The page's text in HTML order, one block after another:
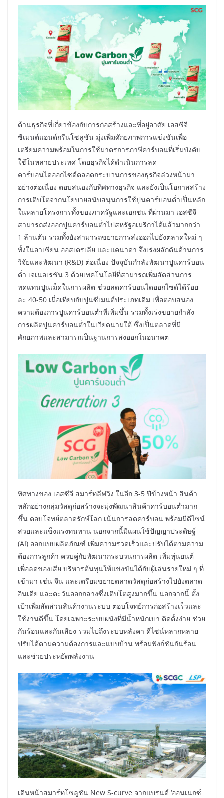
ด้านธุรกิจที่เกี่ยวข้องกับการก่อสร้างและที่อยู่อาศัย เอสซีจี
ซีเมนต์แอนด์กรีนโซลูชัน มุ่งเพิ่มศักยภาพการแข่งขันเพื่อ
เตรียมความพร้อมในการใช้มาตรการภาษีคาร์บอนที่เริ่มบังคับ
ใช้ในหลายประเทศ โดยธุรกิจได้ดำเนินการลด
คาร์บอนไดออกไซด์ตลอดกระบวนการของธุรกิจล่วงหน้ามา
อย่างต่อเนื่อง ตอบสนองกับทิศทางธุรกิจ และยังเป็นโอกาสสร้าง
การเติบโตจากนโยบายสนับสนุนการใช้ปูนคาร์บอนต่ำเป็นหลัก
ในหลายโครงการทั้งของภาครัฐและเอกชน ที่ผ่านมา เอสซีจี
สามารถส่งออกปูนคาร์บอนต่ำไปสหรัฐอเมริกาได้แล้วมากกว่า
1 ล้านตัน รวมทั้งยังสามารถขยายการส่งออกไปยังตลาดใหม่ ๆ
ทั้งในอาเซียน ออสเตรเลีย และแคนาดา จึงเร่งผลักดันด้านการ
วิจัยและพัฒนา (R&D) ต่อเนื่อง ปัจจุบันกำลังพัฒนาปูนคาร์บอน
ต่ำ เจเนอเรชัน 3 ด้วยเทคโนโลยีที่สามารถเพิ่มสัดส่วนการ
ทดแทนปูนเม็ดในการผลิต ช่วยลดคาร์บอนไดออกไซด์ได้ร้อย
ละ 40-50 เมื่อเทียบกับปูนซีเมนต์ประเภทเดิม เพื่อตอบสนอง
ความต้องการปูนคาร์บอนต่ำที่เพิ่มขึ้น รวมทั้งเร่งขยายกำลัง
การผลิตปูนคาร์บอนต่ำในเวียดนามใต้ ซึ่งเป็นตลาดที่มี
ศักยภาพและสามารถเป็นฐานการส่งออกในอนาคต
ทิศทางของ เอสซีจี สมาร์ทลีฟวิง ในอีก 3-5 ปีข้างหน้า สินค้า
หลักอย่างกลุ่มวัสดุก่อสร้างจะมุ่งพัฒนาสินค้าคาร์บอนต่ำมาก
ขึ้น ตอบโจทย์ตลาดรักษ์โลก เน้นการลดคาร์บอน พร้อมมีดีไซน์
สวยและแข็งแรงทนทาน นอกจากนี้มีแผนใช้ปัญญาประดิษฐ์
(AI) ออกแบบผลิตภัณฑ์ เพิ่มความรวดเร็วและปรับได้ตามความ
ต้องการลูกค้า ควบคู่กับพัฒนากระบวนการผลิต เพิ่มหุ่นยนต์
เพื่อลดของเสีย บริหารต้นทุนให้แข่งขันได้กับผู้เล่นรายใหม่ ๆ ที่
เข้ามา เช่น จีน และเตรียมขยายตลาดวัสดุก่อสร้างไปยังตลาด
อินเดีย และตะวันออกกลางซึ่งเติบโตสูงมากขึ้น นอกจากนี้ ตั้ง
เป้าเพิ่มสัดส่วนสินค้างานระบบ ตอบโจทย์การก่อสร้างเร็วและ
ใช้งานดีขึ้น โดยเฉพาะระบบผนังที่มีน้ำหนักเบา ติดตั้งง่าย ช่วย
กันร้อนและกันเสียง รวมไปถึงระบบหลังคา ดีไซน์หลากหลาย
ปรับได้ตามความต้องการและแบบบ้าน พร้อมฟังก์ชันกันร้อน
และช่วยประหยัดพลังงาน
เดินหน้าสมาร์ทโซลูชัน New S-curve จากแบรนด์ ‘ออนเนกซ์